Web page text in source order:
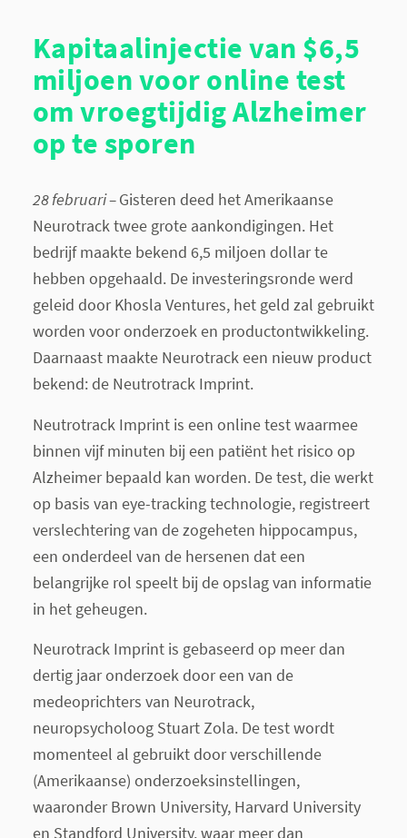
Kapitaalinjectie van $6,5
miljoen voor online test
om vroegtijdig Alzheimer
op te sporen
28 februari –Gisteren deed het Amerikaanse
Neurotrack twee grote aankondigingen. Het
bedrijf maakte bekend 6,5 miljoen dollar te
hebben opgehaald. De investeringsronde werd
geleid door Khosla Ventures, het geld zal gebruikt
worden voor onderzoek en productontwikkeling.
Daarnaast maakte Neurotrack een nieuw product
bekend: de Neutrotrack Imprint.
Neutrotrack Imprint is een online test waarmee
binnen vijf minuten bij een patiënt het risico op
Alzheimer bepaald kan worden. De test, die werkt
op basis van eye-tracking technologie, registreert
verslechtering van de zogeheten hippocampus,
een onderdeel van de hersenen dat een
belangrijke rol speelt bij de opslag van informatie
in het geheugen.
Neurotrack Imprint is gebaseerd op meer dan
dertig jaar onderzoek door een van de
medeoprichters van Neurotrack,
neuropsycholoog Stuart Zola. De test wordt
momenteel al gebruikt door verschillende
(Amerikaanse) onderzoeksinstellingen,
waaronder Brown University, Harvard University
en Standford University, waar meer dan